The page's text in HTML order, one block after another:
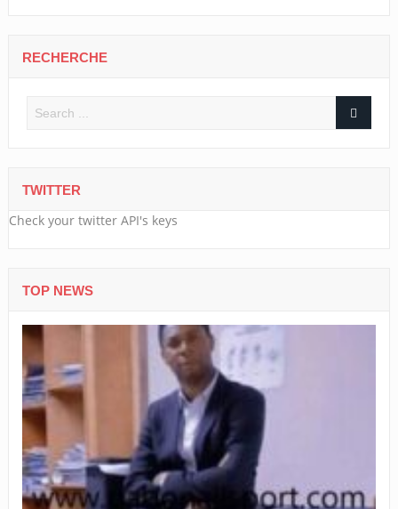
RECHERCHE
TWITTER
Check your twitter API's keys
TOP NEWS